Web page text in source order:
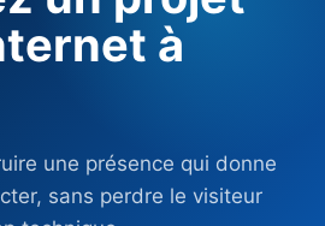
à
une présence qui donne
sans perdre le visiteur